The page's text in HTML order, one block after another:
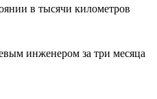
в тысячи километров